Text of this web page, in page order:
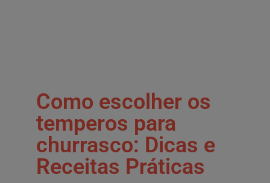
Como escolher os
temperos para
churrasco: Dicas e
Receitas Práticas